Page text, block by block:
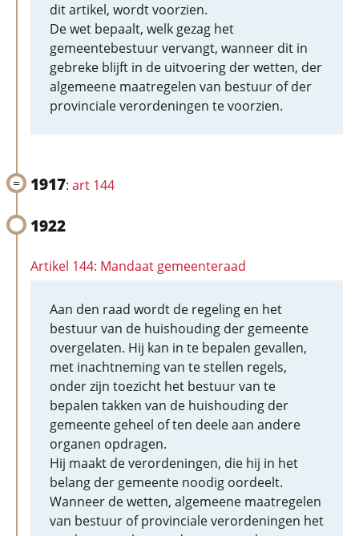
dit artikel, wordt voorzien.
De wet bepaalt, welk gezag het
gemeentebestuur vervangt, wanneer dit in
gebreke blijft in de uitvoering der wetten, der
algemeene maatregelen van bestuur of der
provinciale verordeningen te voorzien.
1917: art 144
1922
Artikel 144: Mandaat gemeenteraad
Aan den raad wordt de regeling en het
bestuur van de huishouding der gemeente
overgelaten. Hij kan in te bepalen gevallen,
met inachtneming van te stellen regels,
onder zijn toezicht het bestuur van te
bepalen takken van de huishouding der
gemeente geheel of ten deele aan andere
organen opdragen.
Hij maakt de verordeningen, die hij in het
belang der gemeente noodig oordeelt.
Wanneer de wetten, algemeene maatregelen
van bestuur of provinciale verordeningen het